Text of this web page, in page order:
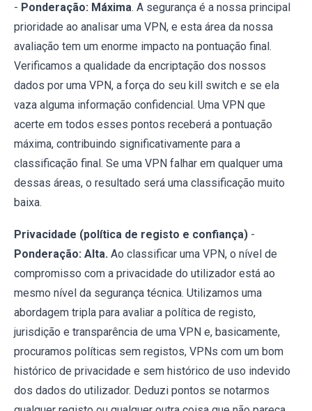
- Ponderação: Máxima. A segurança é a nossa principal
prioridade ao analisar uma VPN, e esta área da nossa
avaliação tem um enorme impacto na pontuação final.
Verificamos a qualidade da encriptação dos nossos
dados por uma VPN, a força do seu kill switch e se ela
vaza alguma informação confidencial. Uma VPN que
acerte em todos esses pontos receberá a pontuação
máxima, contribuindo significativamente para a
classificação final. Se uma VPN falhar em qualquer uma
dessas áreas, o resultado será uma classificação muito
baixa.
Privacidade (política de registo e confiança) -
Ponderação: Alta. Ao classificar uma VPN, o nível de
compromisso com a privacidade do utilizador está ao
mesmo nível da segurança técnica. Utilizamos uma
abordagem tripla para avaliar a política de registo,
jurisdição e transparência de uma VPN e, basicamente,
procuramos políticas sem registos, VPNs com um bom
histórico de privacidade e sem histórico de uso indevido
dos dados do utilizador. Deduzi pontos se notarmos